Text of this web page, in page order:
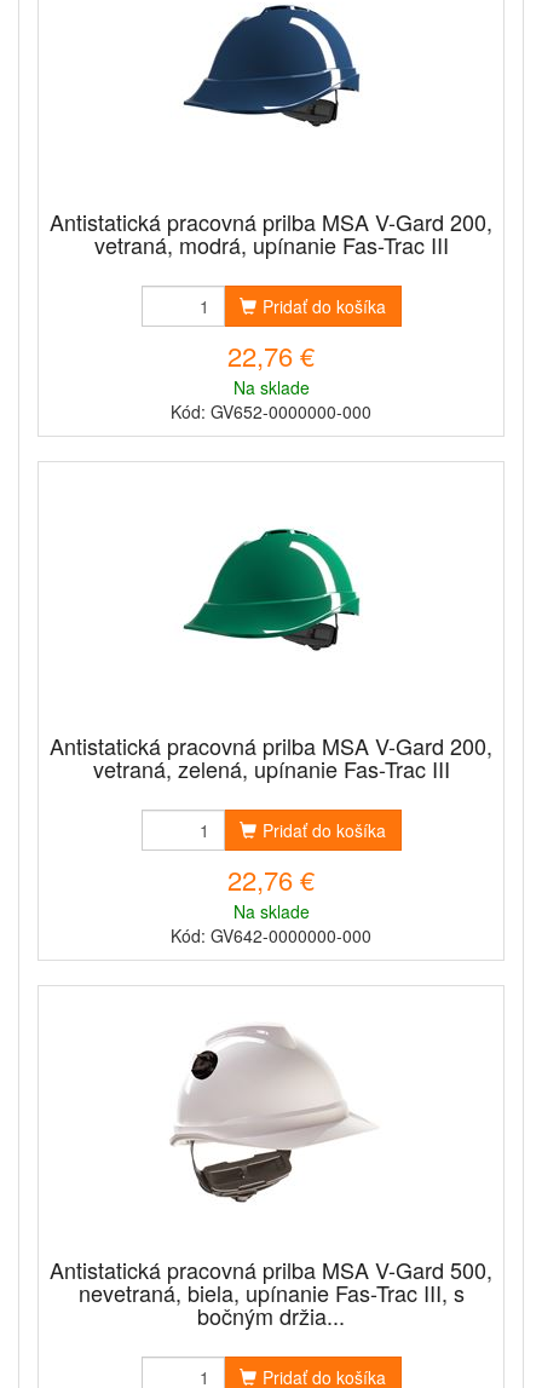
Antistatická pracovná prilba MSA V-Gard 200,
vetraná, modrá, upínanie Fas-Trac III
Pridať do košíka
22,76 €
Na sklade
Kód: GV652-0000000-000
Antistatická pracovná prilba MSA V-Gard 200,
vetraná, zelená, upínanie Fas-Trac III
Pridať do košíka
22,76 €
Na sklade
Kód: GV642-0000000-000
Antistatická pracovná prilba MSA V-Gard 500,
nevetraná, biela, upínanie Fas-Trac III, s
bočným držia...
Pridať do košíka